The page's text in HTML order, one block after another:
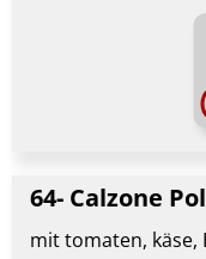
64- Calzone
mit tomaten, käse,